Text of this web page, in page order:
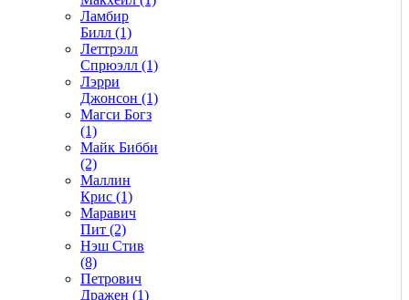
Ламбир
Билл (1)
Леттрэлл
Спрюэлл (1)
Лэрри
Джонсон (1)
Магси Богз
(1)
Майк Бибби
(2)
Маллин
Крис (1)
Маравич
Пит (2)
Нэш Стив
(8)
Петрович
Дражен (1)